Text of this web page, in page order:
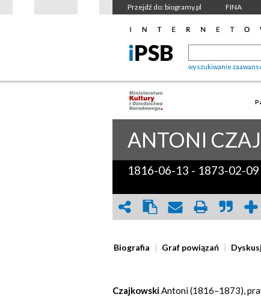
Przejdź do: biogramy.pl FINA
wyszukiwanie
ANTONI
1816-06-13 - 1873-02-09
Biografia Graf powiązań
CzajkowskiAntoni (1816–1873),